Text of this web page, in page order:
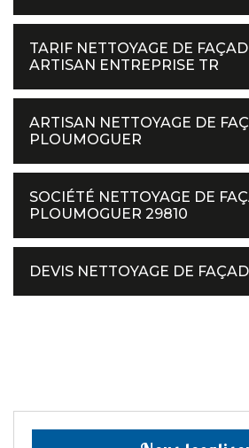
TARIF NETTOYAGE DE
ARTISAN ENTREPRISE TR
ARTISAN NETTOYAGE DE
PLOUMOGUER
SOCIÉTÉ NETTOYAGE DE
PLOUMOGUER 29810
DEVIS NETTOYAGE DE